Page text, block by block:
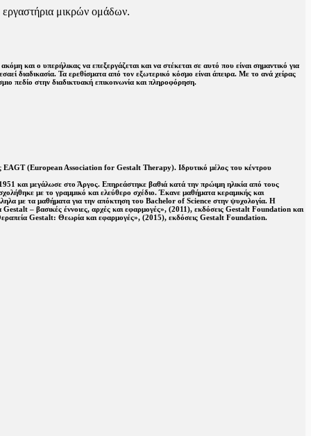
εργαστήρια μικρών ομάδων.
και ο υπερήλικας να επεξεργάζεται και να στέκεται σε αυτό που είναι σημαντικό για
διαδικασία. Τα ερεθίσματα από τον εξωτερικό κόσμο είναι άπειρα. Με το ανά χείρας
πεδίο στην διαδικτυακή επικοινωνία και πληροφόρηση.
EAGT (European Association for Gestalt Therapy). Ιδρυτικό μέλος του κέντρου
και μεγάλωσε στο Άργος. Επηρεάστηκε βαθιά κατά την πρώιμη ηλικία από τους
με το γραμμικό και ελεύθερο σχέδιο. Έκανε μαθήματα κεραμικής και
με τα μαθήματα για την απόκτηση του Bachelor of Science στην ψυχολογία. Η
– βασικές έννοιες, αρχές και εφαρμογές», (2011), εκδόσεις Gestalt Foundation και
Gestalt: Θεωρία και εφαρμογές», (2015), εκδόσεις Gestalt Foundation.